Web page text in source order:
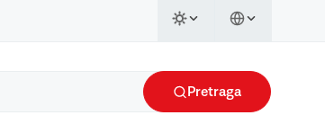
Pretraga